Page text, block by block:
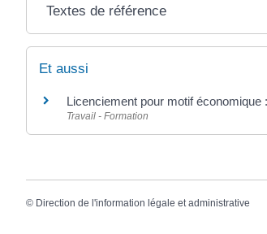
Textes de référence
Et aussi
Licenciement pour motif
Travail - Formation
© Direction de l'information légale et administrative